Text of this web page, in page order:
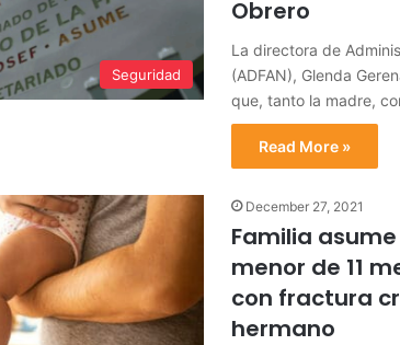
Seguridad
Obrero
La directora de
(ADFAN), Glenda
que, tanto la madre,
Read More »
December 27, 2021
Familia
menor de 11
con fractura
hermano